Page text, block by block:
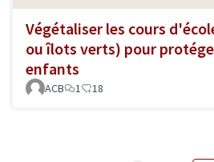
Végétaliser les cours
ou îlots verts) pour
enfants
ACB 1 18